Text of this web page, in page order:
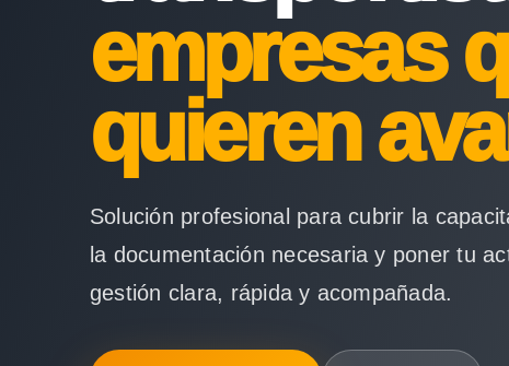
empresas
quieren
Solución profesional para cubrir la
la documentación necesaria y poner tu
gestión clara, rápida y acompañada.